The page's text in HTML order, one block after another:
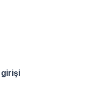
girişi